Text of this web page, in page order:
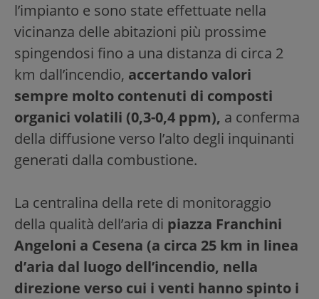
l’impianto e sono state effettuate nella
vicinanza delle abitazioni più prossime
spingendosi fino a una distanza di circa 2
km dall’incendio, accertando valori
sempre molto contenuti di composti
organici volatili (0,3-0,4 ppm), a conferma
della diffusione verso l’alto degli inquinanti
generati dalla combustione.
La centralina della rete di monitoraggio
della qualità dell’aria di piazza Franchini
Angeloni a Cesena (a circa 25 km in linea
d’aria dal luogo dell’incendio, nella
direzione verso cui i venti hanno spinto i